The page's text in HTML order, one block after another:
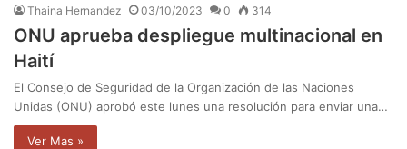
Thaina Hernandez 03/10/2023 0 314
ONU aprueba despliegue multinacional en
Haití
El Consejo de Seguridad de la Organización de las Naciones
Unidas (ONU) aprobó este lunes una resolución para enviar una…
Ver Mas »